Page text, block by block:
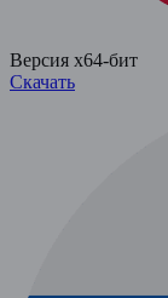
Версия x64-бит
Скачать